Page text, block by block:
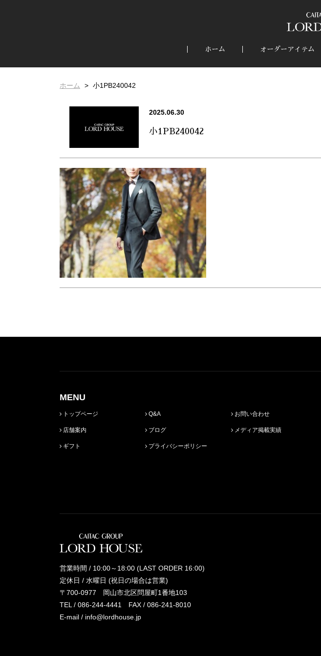
ホーム オーダーアイテム
ホーム 小1PB240042
2025.06.30
小1PB240042
MENU
トップページ
店舗案内
ギフト
Q&A
ブログ
プライバシーポリシー
お問い合わせ
メディア掲載実績
営業時間 / 10:00～18:00 (LAST ORDER 16:00)
定休日 / 水曜日 (祝日の場合は営業)
〒700-0977 岡山市北区問屋町1番地103
TEL / 086-244-4441
FAX / 086-241-8010
E-mail / info@lordhouse.jp